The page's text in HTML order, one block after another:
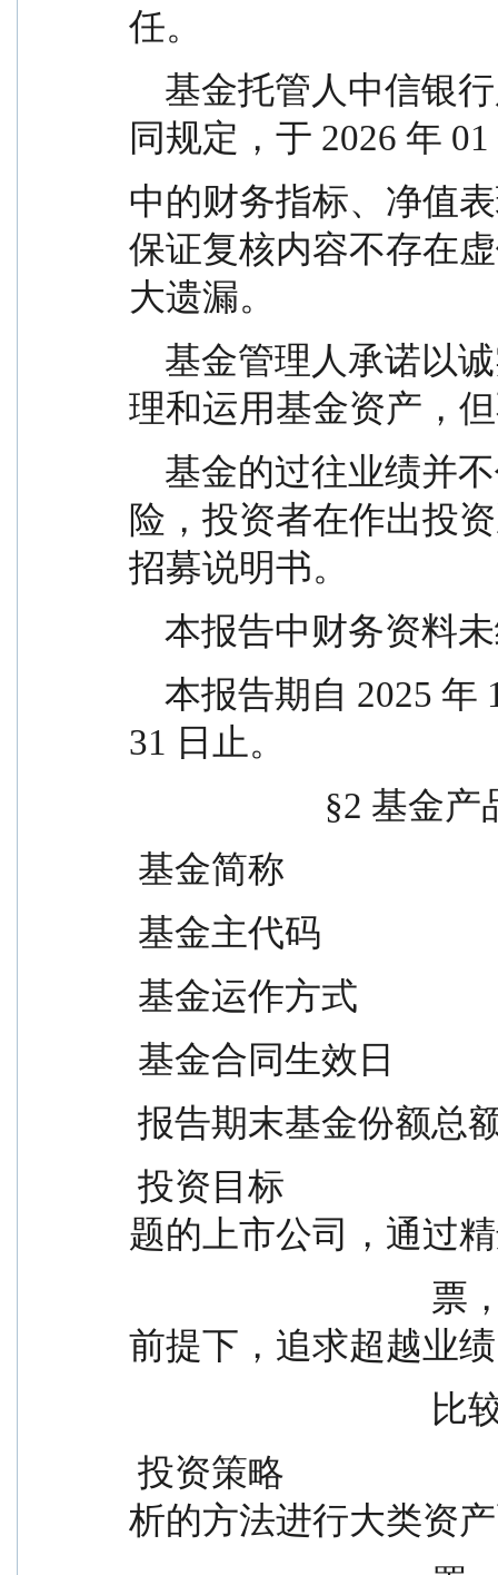
任。
同规定，于 2026 年
中的财务指标、净值
保证复核内容不存在
大遗漏。
理和运用基金资产，
险，投资者在作出投
招募说明书。
本报告中财务资料
31 日止。
基金简称
基金主代码
基金运作方式
基金合同生效日
报告期末基金份额总
题的上市公司，通过
前提下，追求超越业绩
析的方法进行大类资